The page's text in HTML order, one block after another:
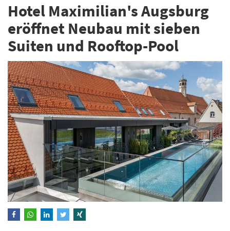
Hotel Maximilian's Augsburg
eröffnet Neubau mit sieben
Suiten und Rooftop-Pool